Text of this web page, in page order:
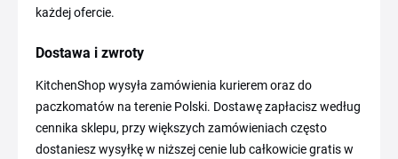
każdej ofercie.
Dostawa i zwroty
KitchenShop wysyła zamówienia kurierem oraz do
paczkomatów na terenie Polski. Dostawę zapłacisz według
cennika sklepu, przy większych zamówieniach często
dostaniesz wysyłkę w niższej cenie lub całkowicie gratis w